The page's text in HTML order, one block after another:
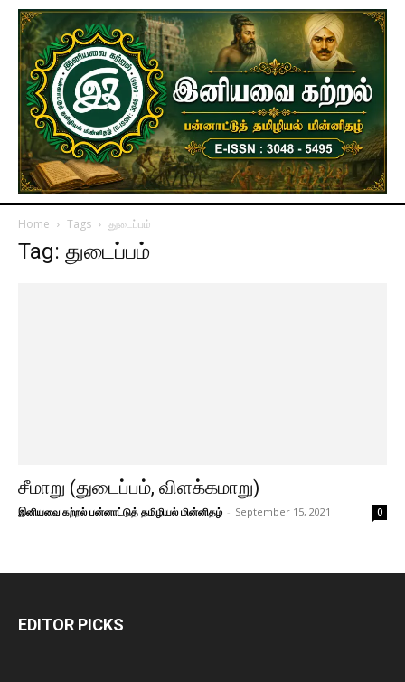
Home Tags துடைப்பம்
Tag: துடைப்பம்
சீமாறு (துடைப்பம், விளக்கமாறு)
இனியவை கற்றல் பன்னாட்டுத் தமிழியல் மின்னிதழ் - September 15, 2021 0
EDITOR PICKS